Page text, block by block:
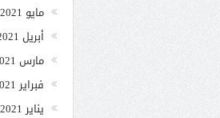
مايو 2021
أبريل 2021
مارس 2021
فبراير 2021
يناير 2021